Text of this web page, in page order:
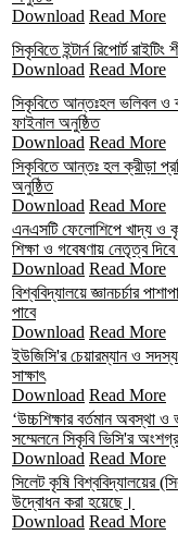
Download Read More
সিকৃবিতে ইন্টার্ন রিপোর্ট
Download Read More
সিকৃবিতে আন্তঃহল ভলিবল ও
ফাইনাল অনুষ্ঠিত
Download Read More
সিকৃবিতে আন্তঃ হল ক্রীড়া
অনুষ্ঠিত
Download Read More
এনএসটি ফেলোশিপে খাদ্য ও কৃষি
শিক্ষা ও গবেষণায় নেতৃত্ব
Download Read More
বিশ্ববিদ্যালয়ে জ্ঞানচর্চার
পাবে
Download Read More
ইউজিসি'র চেয়ারম্যান ও
সাক্ষাৎ
Download Read More
‘উচ্চশিক্ষার বর্তমান অবস্থা ও
সম্মেলনে সিকৃবি ভিসি'র
Download Read More
সিলেট কৃষি বিশ্ববিদ্যালয়ের
উদ্বোধন করা হয়েছে।
Download Read More